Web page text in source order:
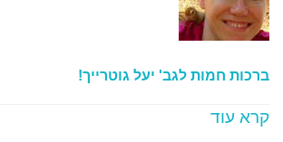
ברכות חמות לגב' יעל גוטרייך!
קרא עוד